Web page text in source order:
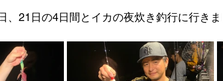
、21日の4日間とイカの夜炊き釣行に行きま